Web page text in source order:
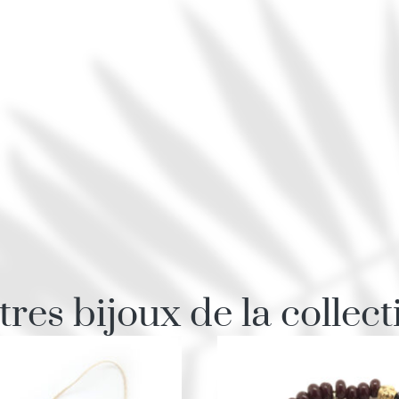
bijoux de la